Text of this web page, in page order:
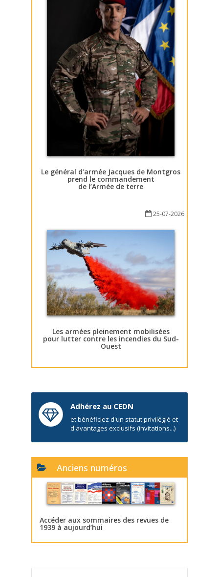
Le général d’armée Jacques de Montgros
prend le commandement
de l’Armée de terre
25-07-2026
Les armées pleinement mobilisées
pour lutter contre les incendies du Sud-
Ouest
Adhérez au CEDN
et bénéficiez d'un statut privilégié et
d'avantages exclusifs (invitations...)
Anciens numéros
Accéder aux sommaires des revues de
1939 à aujourd’hui